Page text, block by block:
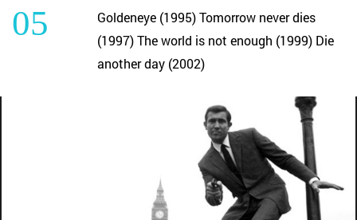
05
Goldeneye (1995) Tomorrow never dies
(1997) The world is not enough (1999) Die
another day (2002)